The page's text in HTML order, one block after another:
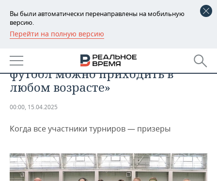
Вы были автоматически перенаправлены на мобильную
версию.
Перейти на полную версию
РЕГИОНЫ
БАШКОРТОСТАН
ТАТАРСТАН
НОВОСТИ
АНАЛИТИКА
ДЕКЛАРАЦИИ О ДОХОДАХ
ВУЗЫ ТАТАРСТАНА
НОВОСТИ ЭКОНОМИКИ
БАНКИ
ПРОМЫШЛЕННОСТЬ
ПРОМЫШЛЕННОСТИ
АГРОПРОМ
НОВОСТИ НЕДВИЖИМОСТИ
АВТО
Наиль Сейфетдинов: «В женский
футбол можно приходить в
любом возрасте»
00:00, 15.04.2025
Когда все участники турниров — призеры